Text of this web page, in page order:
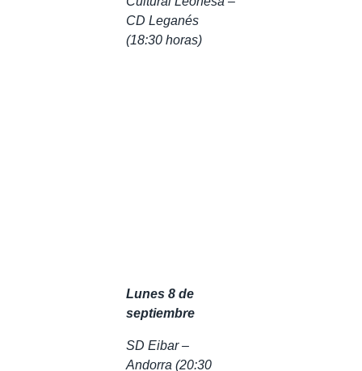
CD Leganés
(18:30 horas)
Lunes 8 de
septiembre
SD Eibar –
Andorra (20:30